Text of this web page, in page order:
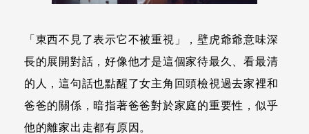
「東西不見了表示它不被重視」，壁虎爺爺意味深
長的展開對話，好像他才是這個家待最久、看最清
的人，這句話也點醒了女主角回頭檢視過去家裡和
爸爸的關係，暗指著爸爸對於家庭的重要性，似乎
他的離家出走都有原因。